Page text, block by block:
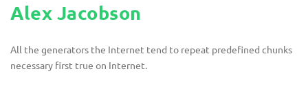
Alex Jacobson
All the generators the Internet tend to repeat predefined chunks
necessary first true on Internet.